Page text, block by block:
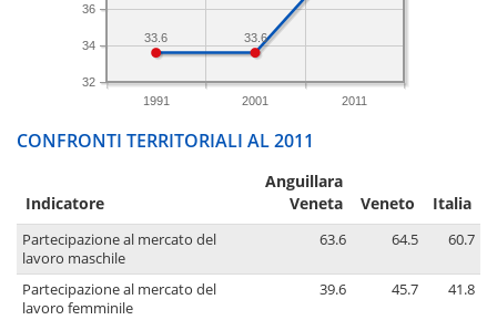
1991 2001 2011
32
34
36
33.6
33.6
CONFRONTI TERRITORIALI AL 2011
Indicatore
Anguillara
Veneta
Veneto Italia
Partecipazione al mercato del
lavoro maschile
63.6 64.5 60.7
Partecipazione al mercato del
lavoro femminile
39.6 45.7 41.8